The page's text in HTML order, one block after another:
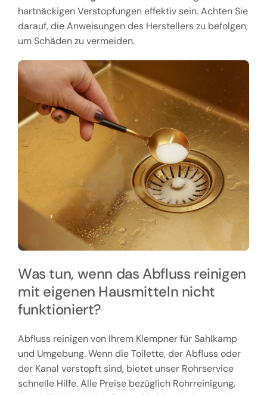
hartnäckigen Verstopfungen effektiv sein. Achten Sie
darauf, die Anweisungen des Herstellers zu befolgen,
um Schäden zu vermeiden.
Was tun, wenn das Abfluss reinigen
mit eigenen Hausmitteln nicht
funktioniert?
Abfluss reinigen von Ihrem Klempner für Sahlkamp
und Umgebung. Wenn die Toilette, der Abfluss oder
der Kanal verstopft sind, bietet unser Rohrservice
schnelle Hilfe. Alle Preise bezüglich Rohrreinigung,